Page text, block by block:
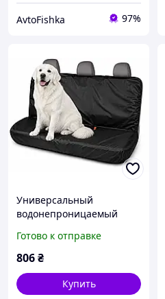
AvtoFishka 97%
Универсальный
водонепроницаемый
автомобильные сиденья
для перевозки собак
Готово к отправке
806₴
Купить